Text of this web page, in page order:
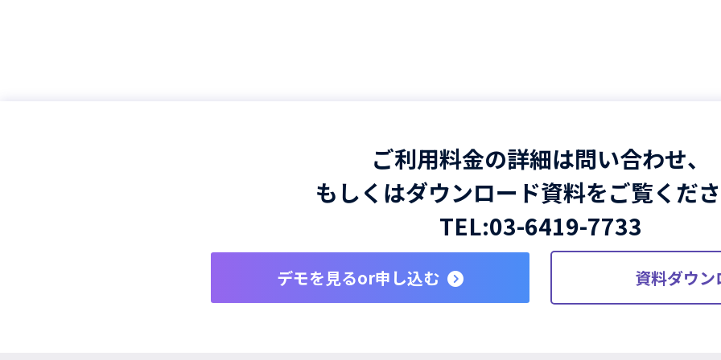
ご利用料金の詳細は問い合わせ、
もしくはダウンロード資料をご覧くださ
TEL:03-6419-7733
デモを見るor申し込む 資料ダウン